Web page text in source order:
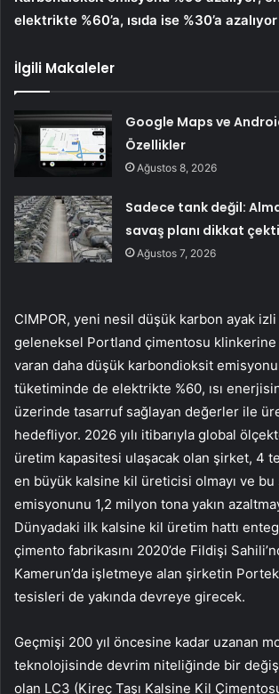
elektrikte %60’a, ısıda ise %30’a azalıyor
İlgili Makaleler
Google Maps ve
Özellikler
Ağustos 8, 2026
Sadece tank değil:
savaş planı dikkat çekti
Ağustos 7, 2026
CIMPOR, yeni nesil düşük karbon ayak
geleneksel Portland çimentosu klinkerine
varan daha düşük karbondioksit
tüketiminde de elektrikte %60, ısı
üzerinde tasarruf sağlayan değerler ile
hedefliyor. 2026 yılı itibarıyla global
üretim kapasitesi ulaşacak olan şirket, 4
en büyük kalsine kil üreticisi olmayı ve bu
emisyonunu 1,2 milyon tona yakın
Dünyadaki ilk kalsine kil üretim hattı
çimento fabrikasını 2020’de Fildişi
Kamerun’da işletmeye alan şirketin
tesisleri de yakında devreye girecek.
Geçmişi 200 yıl öncesine kadar uzanan
teknolojisinde devrim niteliğinde bir
olan LC3 (Kireç Taşı Kalsine Kil